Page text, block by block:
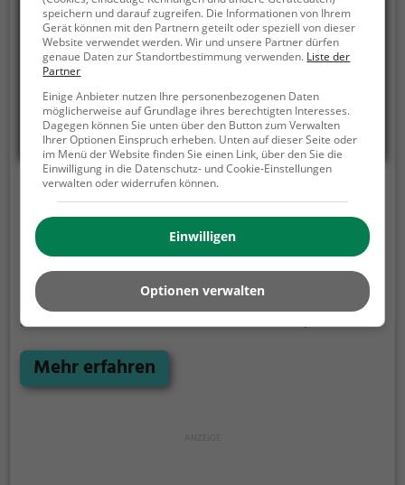
Mario's Pizza
Hauserstrasse 15, 5210 Windisch
In Mario's Pizza in Windisch kann man in eine
Vielzahl von kulinarischen Genüssen eintauchen.
Egal ob man Lust auf europäische, kontinentale,
italienische oder Schweizer Küche hat, hier wird
knuspriger Pizza über saftige Burger bis hin zu
mediterranen und vegetarischen Speisen. Auch
Mehr erfahren
speichern und darauf zugreifen. Die Informationen von Ihrem
Gerät können mit den Partnern geteilt oder speziell von dieser
Website verwendet werden. Wir und unsere Partner dürfen
genaue Daten zur Standortbestimmung verwenden. Liste der
Partner
Einige Anbieter nutzen Ihre personenbezogenen Daten
möglicherweise auf Grundlage ihres berechtigten Interesses.
Dagegen können Sie unten über den Button zum Verwalten
Ihrer Optionen Einspruch erheben. Unten auf dieser Seite oder
im Menü der Website finden Sie einen Link, über den Sie die
Einwilligung in die Datenschutz- und Cookie-Einstellungen
verwalten oder widerrufen können.
Einwilligen
Optionen verwalten